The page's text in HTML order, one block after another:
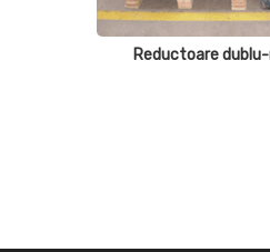
Reductoare